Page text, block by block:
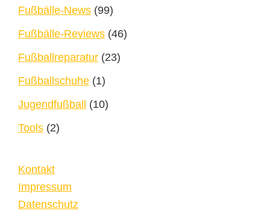
Fußbälle-News (99)
Fußbälle-Reviews (46)
Fußballreparatur (23)
Fußballschuhe (1)
Jugendfußball
(10)
Tools (2)
Kontakt
Impressum
Datenschutz